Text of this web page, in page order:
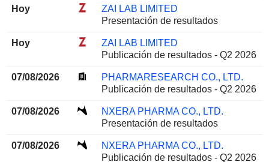
Hoy
ZAI LAB LIMITED
Presentación de resultados
Hoy
ZAI LAB LIMITED
Publicación de resultados - Q2 2026
07/08/2026
PHARMARESEARCH CO., LTD.
Publicación de resultados - Q2 2026
07/08/2026
NXERA PHARMA CO., LTD.
Presentación de resultados
07/08/2026
NXERA PHARMA CO., LTD.
Publicación de resultados - Q2 2026